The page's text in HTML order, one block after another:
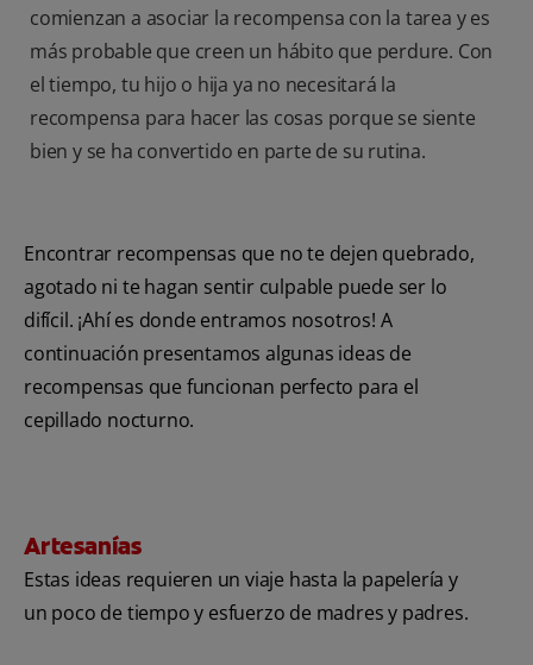
comienzan a asociar la recompensa con la tarea y es
más probable que creen un hábito que perdure. Con
el tiempo, tu hijo o hija ya no necesitará la
recompensa para hacer las cosas porque se siente
bien y se ha convertido en parte de su rutina.
Encontrar recompensas que no te dejen quebrado,
agotado ni te hagan sentir culpable puede ser lo
difícil. ¡Ahí es donde entramos nosotros! A
continuación presentamos algunas ideas de
recompensas que funcionan perfecto para el
cepillado nocturno.
Artesanías
Estas ideas requieren un viaje hasta la papelería y
un poco de tiempo y esfuerzo de madres y padres.